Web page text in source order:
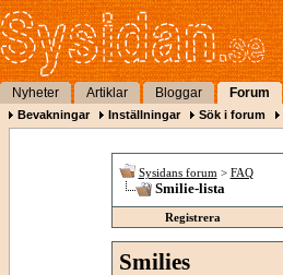
Nyheter Artiklar Bloggar Forum
Bevakningar Inställningar Sök i forum
Sysidans forum > FAQ
Smilie-lista
Registrera
Smilies